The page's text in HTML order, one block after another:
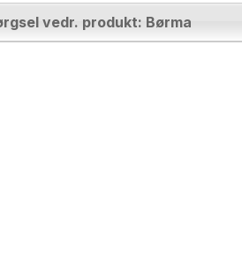
vedr. produkt: Børma